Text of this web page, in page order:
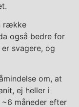
række
også bedre for
svagere, og
om, at
ej heller i
måneder efter